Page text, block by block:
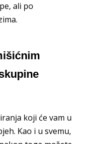
ali po
koji će vam u
Kao i u svemu,